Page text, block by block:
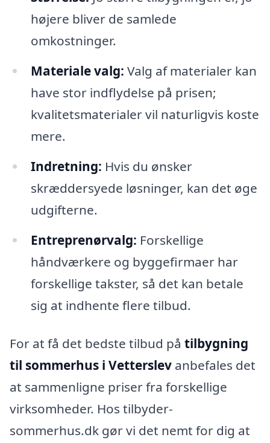
højere bliver de samlede
omkostninger.
Materiale valg: Valg af materialer kan
have stor indflydelse på prisen;
kvalitetsmaterialer vil naturligvis koste
mere.
Indretning: Hvis du ønsker
skræddersyede løsninger, kan det øge
udgifterne.
Entreprenørvalg: Forskellige
håndværkere og byggefirmaer har
forskellige takster, så det kan betale
sig at indhente flere tilbud.
For at få det bedste tilbud på tilbygning
til sommerhus i Vetterslev anbefales det
at sammenligne priser fra forskellige
virksomheder. Hos tilbyder-
sommerhus.dk gør vi det nemt for dig at